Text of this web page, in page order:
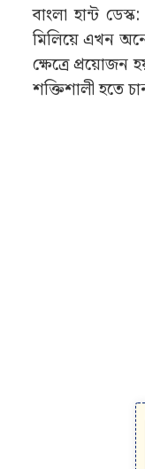
বাংলা হান্ট
মিলিয়ে এখন
ক্ষেত্রে প্রয়োজন
শক্তিশালী হতে